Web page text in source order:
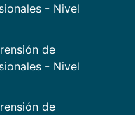
- Nivel
de
- Nivel
de